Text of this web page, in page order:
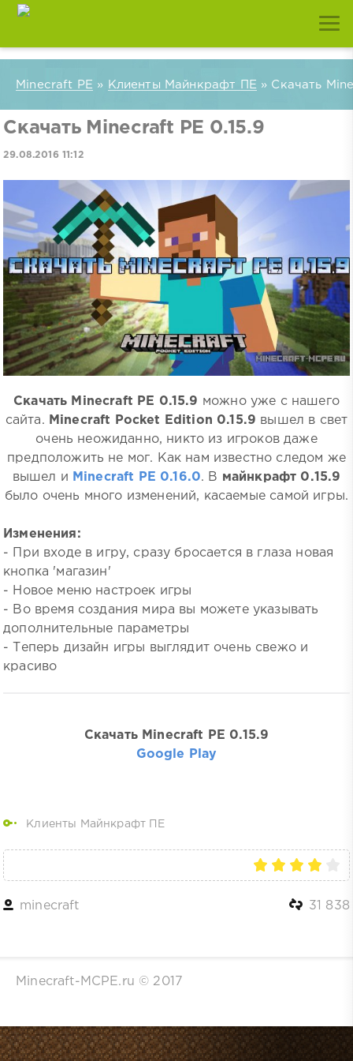
Minecraft PE » Клиенты Майнкрафт ПЕ » Скачать
Скачать Minecraft PE 0.15.9
29.08.2016 11:12
Скачать Minecraft PE 0.15.9 можно уже с нашего
сайта. Minecraft Pocket Edition 0.15.9 вышел в свет
очень неожиданно, никто из игроков даже
предположить не мог. Как нам известно следом же
вышел и Minecraft PE 0.16.0. В майнкрафт 0.15.9
было очень много изменений, касаемые самой игры.
Изменения:
- При входе в игру, сразу бросается в глаза новая
кнопка 'магазин'
- Новое меню настроек игры
- Во время создания мира вы можете указывать
дополнительные параметры
- Теперь дизайн игры выглядит очень свежо и
красиво
Скачать Minecraft PE 0.15.9
Google Play
Клиенты Майнкрафт ПЕ
minecraft 31 838
Minecraft-MCPE.ru © 2017